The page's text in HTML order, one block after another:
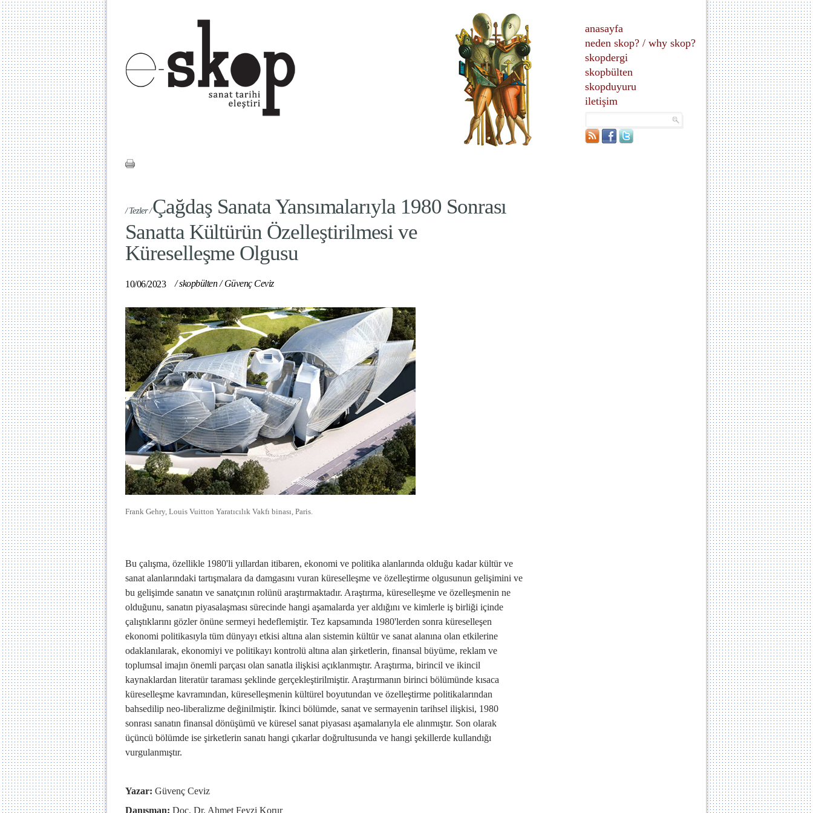
anasayfa
neden skop? / why skop?
skopdergi
skopbülten
skopduyuru
iletişim
/ Tezler /Çağdaş Sanata Yansımalarıyla 1980 Sonrası
Sanatta Kültürün Özelleştirilmesi ve
Küreselleşme Olgusu
10/06/2023 /skopbülten /Güvenç Ceviz
Frank Gehry, Louis Vuitton Yaratıcılık Vakfı binası, Paris.
Bu çalışma, özellikle 1980'li yıllardan itibaren, ekonomi ve politika alanlarında olduğu kadar kültür ve
sanat alanlarındaki tartışmalara da damgasını vuran küreselleşme ve özelleştirme olgusunun gelişimini ve
bu gelişimde sanatın ve sanatçının rolünü araştırmaktadır. Araştırma, küreselleşme ve özelleşmenin ne
olduğunu, sanatın piyasalaşması sürecinde hangi aşamalarda yer aldığını ve kimlerle iş birliği içinde
çalıştıklarını gözler önüne sermeyi hedeflemiştir. Tez kapsamında 1980'lerden sonra küreselleşen
ekonomi politikasıyla tüm dünyayı etkisi altına alan sistemin kültür ve sanat alanına olan etkilerine
odaklanılarak, ekonomiyi ve politikayı kontrolü altına alan şirketlerin, finansal büyüme, reklam ve
toplumsal imajın önemli parçası olan sanatla ilişkisi açıklanmıştır. Araştırma, birincil ve ikincil
kaynaklardan literatür taraması şeklinde gerçekleştirilmiştir. Araştırmanın birinci bölümünde kısaca
küreselleşme kavramından, küreselleşmenin kültürel boyutundan ve özelleştirme politikalarından
bahsedilip neo-liberalizme değinilmiştir. İkinci bölümde, sanat ve sermayenin tarihsel ilişkisi, 1980
sonrası sanatın finansal dönüşümü ve küresel sanat piyasası aşamalarıyla ele alınmıştır. Son olarak
üçüncü bölümde ise şirketlerin sanatı hangi çıkarlar doğrultusunda ve hangi şekillerde kullandığı
vurgulanmıştır.
Yazar: Güvenç Ceviz
Danışman: Doç. Dr. Ahmet Feyzi Korur